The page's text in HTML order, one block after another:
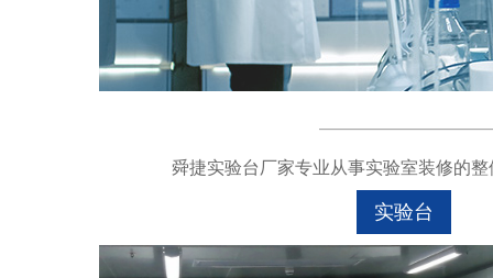
舜捷实验台厂家专业从事实验室装修的
实验台